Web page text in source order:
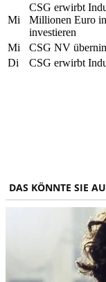
Mi
CSG erwirbt
Millionen Euro
investieren
Mi
CSG NV
Di
CSG erwirbt